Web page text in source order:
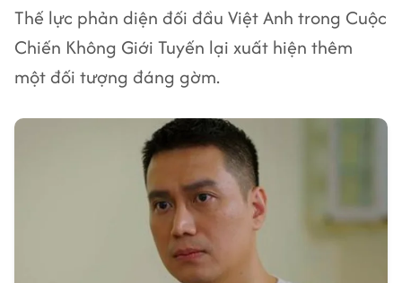
Thế lực phản diện đối đầu Việt Anh trong Cuộc
Chiến Không Giới Tuyến lại xuất hiện thêm
một đối tượng đáng gờm.